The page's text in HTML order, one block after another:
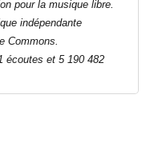
pour la musique libre.
indépendante
Commons.
écoutes et 5 190 482